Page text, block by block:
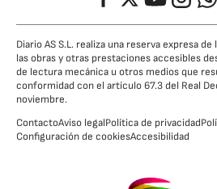
Diario AS S.L. realiza una reserva expresa
las obras y otras prestaciones accesibles
de lectura mecánica u otros medios que
conformidad con el artículo 67.3 del Real
noviembre.
ContactoAviso legalPolítica de privacidad
Configuración de cookiesAccesibilidad